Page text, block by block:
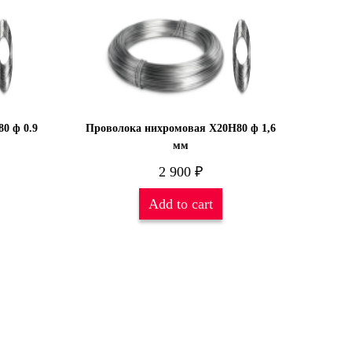
ф 0.9
Проволока нихромовая Х20Н80 ф 1,6
мм
2 900 ₽
Add to cart